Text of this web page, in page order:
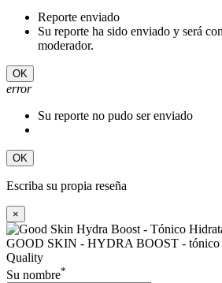
Reporte enviado
Su reporte ha sido enviado y será
moderador.
OK
error
Su reporte no pudo ser enviado
OK
Escriba su propia reseña
×
GOOD SKIN - HYDRA BOOST - tónico
Quality
Su nombre*